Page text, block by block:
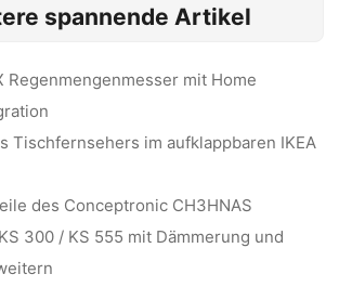
spannende Artikel
Regenmengenmesser mit Home
Tischfernsehers im aufklappbaren IKEA
des Conceptronic CH3HNAS
300 / KS 555 mit Dämmerung und